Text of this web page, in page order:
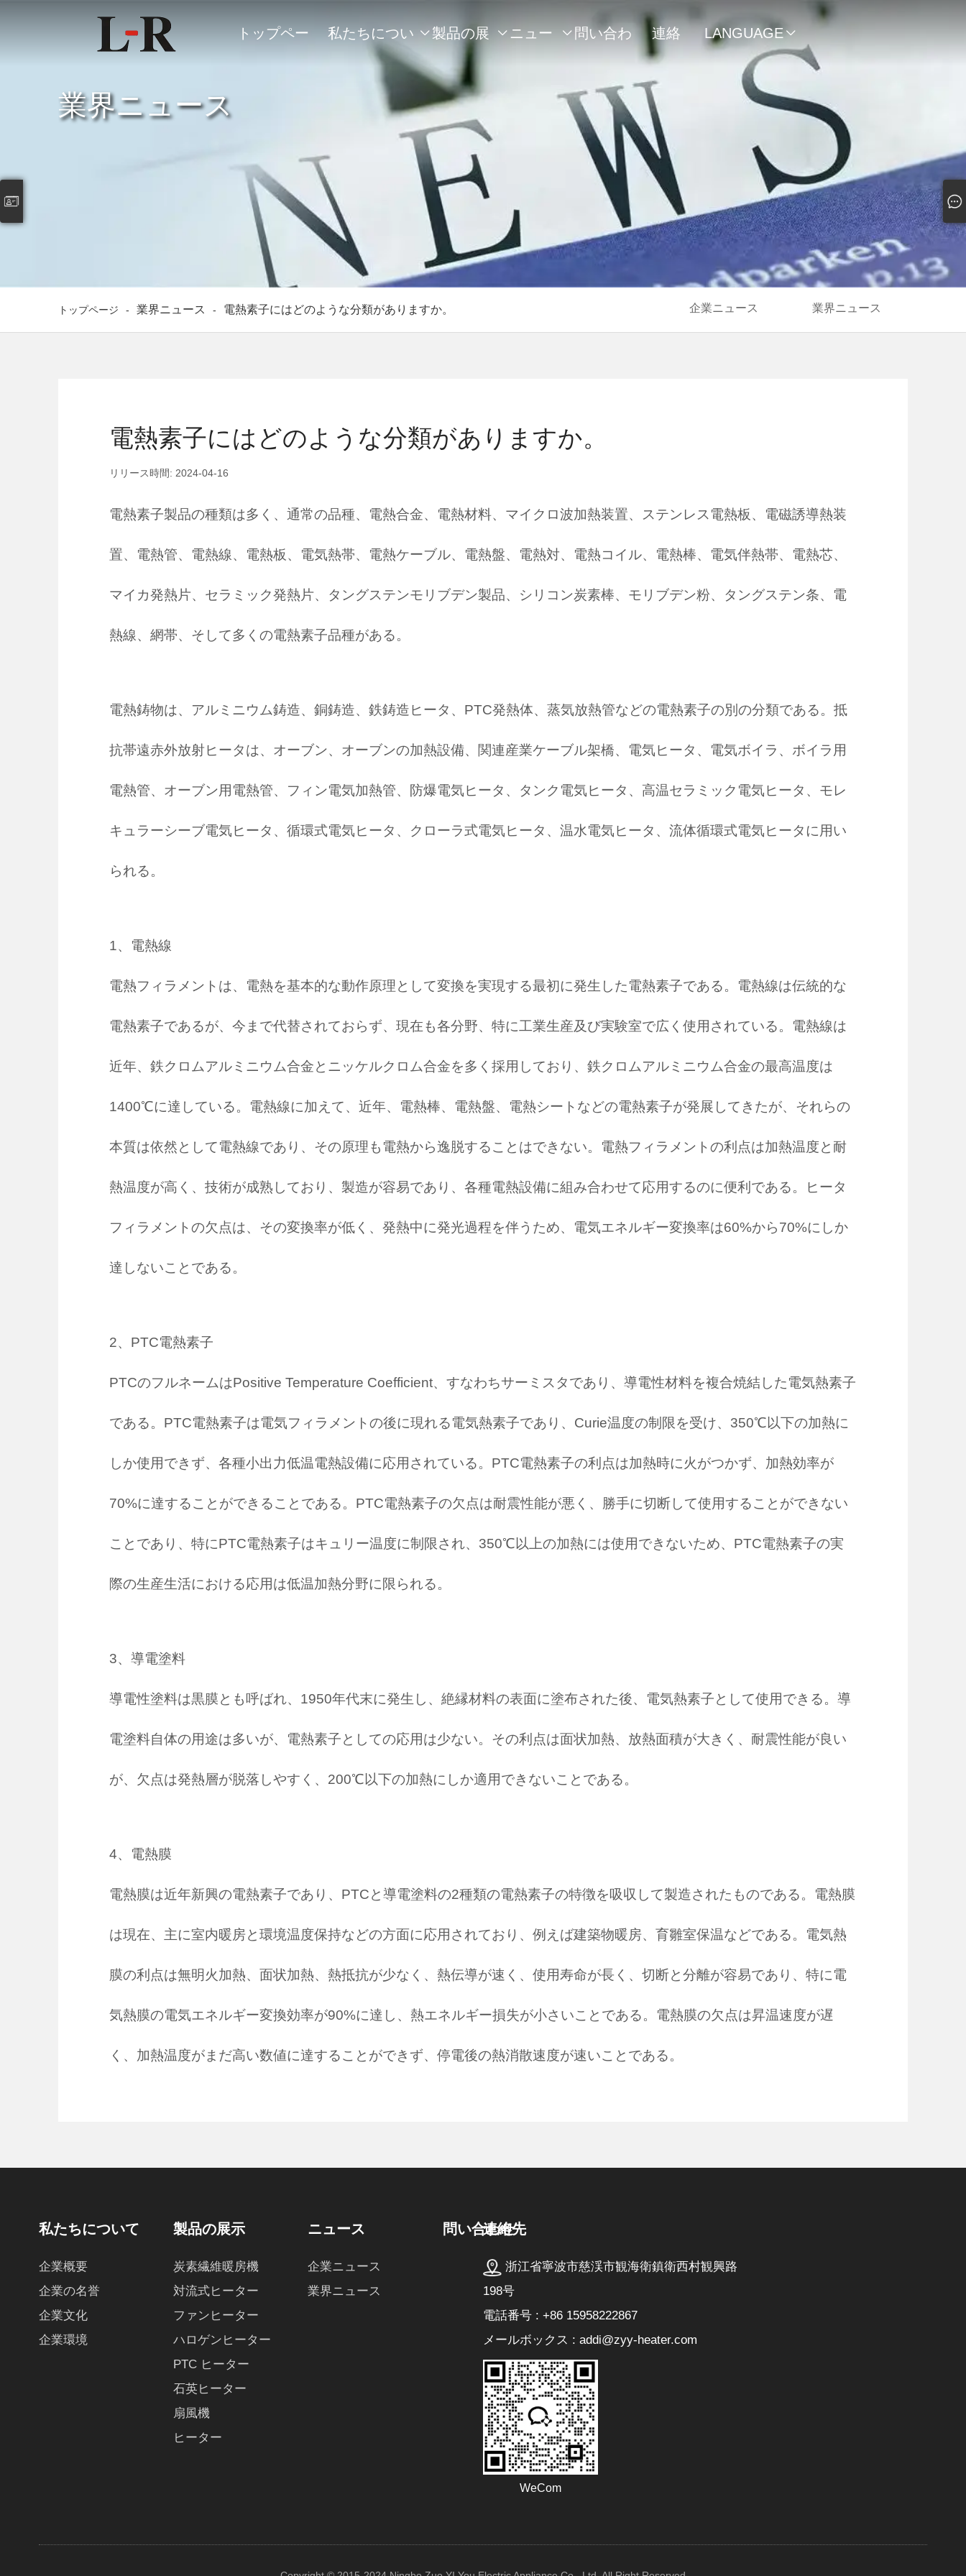
トップペー 私たちについ  製品の展
示
 ニュー  問い合わ 連絡
先
LANGUAGE 
業界ニュース
トップページ - 業界ニュース - 電熱素子にはどのような分類がありますか。 企業ニュース 業界ニュース
電熱素子にはどのような分類がありますか。
リリース時間: 2024-04-16
電熱素子製品の種類は多く、通常の品種、電熱合金、電熱材料、マイクロ波加熱装置、ステンレス電熱板、電磁誘導熱装
置、電熱管、電熱線、電熱板、電気熱帯、電熱ケーブル、電熱盤、電熱対、電熱コイル、電熱棒、電気伴熱帯、電熱芯、
マイカ発熱片、セラミック発熱片、タングステンモリブデン製品、シリコン炭素棒、モリブデン粉、タングステン条、電
熱線、網帯、そして多くの電熱素子品種がある。
電熱鋳物は、アルミニウム鋳造、銅鋳造、鉄鋳造ヒータ、PTC発熱体、蒸気放熱管などの電熱素子の別の分類である。抵
抗帯遠赤外放射ヒータは、オーブン、オーブンの加熱設備、関連産業ケーブル架橋、電気ヒータ、電気ボイラ、ボイラ用
電熱管、オーブン用電熱管、フィン電気加熱管、防爆電気ヒータ、タンク電気ヒータ、高温セラミック電気ヒータ、モレ
キュラーシーブ電気ヒータ、循環式電気ヒータ、クローラ式電気ヒータ、温水電気ヒータ、流体循環式電気ヒータに用い
られる。
1、電熱線
電熱フィラメントは、電熱を基本的な動作原理として変換を実現する最初に発生した電熱素子である。電熱線は伝統的な
電熱素子であるが、今まで代替されておらず、現在も各分野、特に工業生産及び実験室で広く使用されている。電熱線は
近年、鉄クロムアルミニウム合金とニッケルクロム合金を多く採用しており、鉄クロムアルミニウム合金の最高温度は
1400℃に達している。電熱線に加えて、近年、電熱棒、電熱盤、電熱シートなどの電熱素子が発展してきたが、それらの
本質は依然として電熱線であり、その原理も電熱から逸脱することはできない。電熱フィラメントの利点は加熱温度と耐
熱温度が高く、技術が成熟しており、製造が容易であり、各種電熱設備に組み合わせて応用するのに便利である。ヒータ
フィラメントの欠点は、その変換率が低く、発熱中に発光過程を伴うため、電気エネルギー変換率は60%から70%にしか
達しないことである。
2、PTC電熱素子
PTCのフルネームはPositive Temperature Coefficient、すなわちサーミスタであり、導電性材料を複合焼結した電気熱素子
である。PTC電熱素子は電気フィラメントの後に現れる電気熱素子であり、Curie温度の制限を受け、350℃以下の加熱に
しか使用できず、各種小出力低温電熱設備に応用されている。PTC電熱素子の利点は加熱時に火がつかず、加熱効率が
70%に達することができることである。PTC電熱素子の欠点は耐震性能が悪く、勝手に切断して使用することができない
ことであり、特にPTC電熱素子はキュリー温度に制限され、350℃以上の加熱には使用できないため、PTC電熱素子の実
際の生産生活における応用は低温加熱分野に限られる。
3、導電塗料
導電性塗料は黒膜とも呼ばれ、1950年代末に発生し、絶縁材料の表面に塗布された後、電気熱素子として使用できる。導
電塗料自体の用途は多いが、電熱素子としての応用は少ない。その利点は面状加熱、放熱面積が大きく、耐震性能が良い
が、欠点は発熱層が脱落しやすく、200℃以下の加熱にしか適用できないことである。
4、電熱膜
電熱膜は近年新興の電熱素子であり、PTCと導電塗料の2種類の電熱素子の特徴を吸収して製造されたものである。電熱膜
は現在、主に室内暖房と環境温度保持などの方面に応用されており、例えば建築物暖房、育雛室保温などである。電気熱
膜の利点は無明火加熱、面状加熱、熱抵抗が少なく、熱伝導が速く、使用寿命が長く、切断と分離が容易であり、特に電
気熱膜の電気エネルギー変換効率が90%に達し、熱エネルギー損失が小さいことである。電熱膜の欠点は昇温速度が遅
く、加熱温度がまだ高い数値に達することができず、停電後の熱消散速度が速いことである。
私たちについて
企業概要
企業の名誉
企業文化
企業環境
製品の展示
炭素繊維暖房機
対流式ヒーター
ファンヒーター
ハロゲンヒーター
PTC ヒーター
石英ヒーター
扇風機
ヒーター
ニュース
企業ニュース
業界ニュース
問い合わせ
連絡先
浙江省寧波市慈渓市観海衛鎮衛西村観興路
198号
電話番号 : +86 15958222867
メールボックス : addi@zyy-heater.com
WeCom